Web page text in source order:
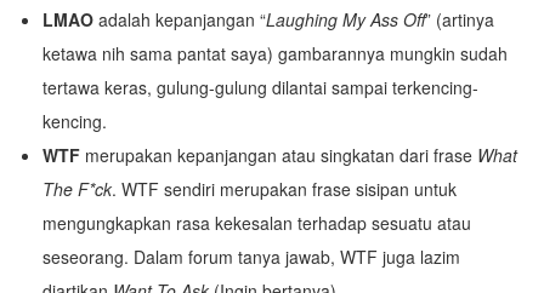
LMAO adalah kepanjangan “Laughing My Ass Off” (artinya
ketawa nih sama pantat saya) gambarannya mungkin sudah
tertawa keras, gulung-gulung dilantai sampai terkencing-
kencing.
WTF merupakan kepanjangan atau singkatan dari frase What
The F*ck. WTF sendiri merupakan frase sisipan untuk
mengungkapkan rasa kekesalan terhadap sesuatu atau
seseorang. Dalam forum tanya jawab, WTF juga lazim